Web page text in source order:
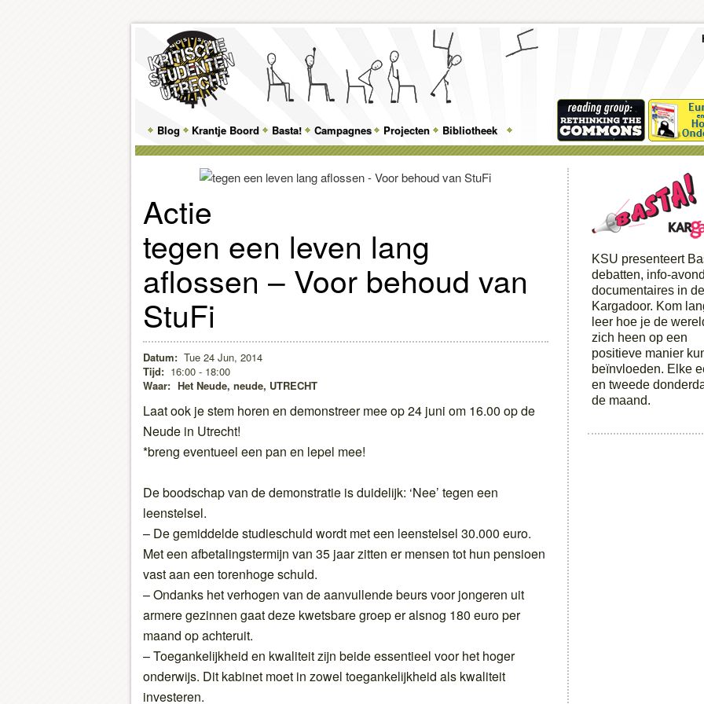
Main
menu
Skip
to
content
Skip
to
secondary
content
Blog Krantje Boord Basta! Campagnes Projecten Bibliotheek
Top
Feature
Menu
Skip
to
primary
Skip
to
secondary
Actie
tegen een leven lang
aflossen – Voor behoud van
StuFi
Datum: Tue 24 Jun, 2014
Tijd: 16:00 - 18:00
Waar: Het Neude, neude, UTRECHT
Laat ook je stem horen en demonstreer mee op 24 juni om 16.00 op de
Neude in Utrecht!
*breng eventueel een pan en lepel mee!
De boodschap van de demonstratie is duidelijk: ‘Nee’ tegen een
leenstelsel.
– De gemiddelde studieschuld wordt met een leenstelsel 30.000 euro.
Met een afbetalingstermijn van 35 jaar zitten er mensen tot hun pensioen
vast aan een torenhoge schuld.
– Ondanks het verhogen van de aanvullende beurs voor jongeren uit
armere gezinnen gaat deze kwetsbare groep er alsnog 180 euro per
maand op achteruit.
– Toegankelijkheid en kwaliteit zijn beide essentieel voor het hoger
onderwijs. Dit kabinet moet in zowel toegankelijkheid als kwaliteit
investeren.
KSU presenteert
debatten, info-
documentaires in de
Kargadoor. Kom
leer hoe je de
zich heen op een
positieve manier
beïnvloeden. Elke
en tweede
de maand.